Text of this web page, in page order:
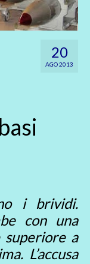
20
AGO 2013
i brividi.
con una
a
L’accusa